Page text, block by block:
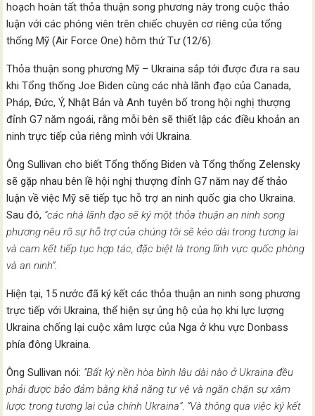
hoạch hoàn tất thỏa thuận song phương này trong cuộc thảo
luận với các phóng viên trên chiếc chuyên cơ riêng của tổng
thống Mỹ (Air Force One) hôm thứ Tư (12/6).
Thỏa thuận song phương Mỹ – Ukraina sắp tới được đưa ra sau
khi Tổng thống Joe Biden cùng các nhà lãnh đạo của Canada,
Pháp, Đức, Ý, Nhật Bản và Anh tuyên bố trong hội nghị thượng
đỉnh G7 năm ngoái, rằng mỗi bên sẽ thiết lập các điều khoản an
ninh trực tiếp của riêng mình với Ukraina.
Ông Sullivan cho biết Tổng thống Biden và Tổng thống Zelensky
sẽ gặp nhau bên lề hội nghị thượng đỉnh G7 năm nay để thảo
luận về việc Mỹ sẽ tiếp tục hỗ trợ an ninh quốc gia cho Ukraina.
Sau đó, “các nhà lãnh đạo sẽ ký một thỏa thuận an ninh song
phương nêu rõ sự hỗ trợ của chúng tôi sẽ kéo dài trong tương lai
và cam kết tiếp tục hợp tác, đặc biệt là trong lĩnh vực quốc phòng
và an ninh”.
Hiện tại, 15 nước đã ký kết các thỏa thuận an ninh song phương
trực tiếp với Ukraina, thể hiện sự ủng hộ của họ khi lực lượng
Ukraina chống lại cuộc xâm lược của Nga ở khu vực Donbass
phía đông Ukraina.
Ông Sullivan nói: “Bất kỳ nền hòa bình lâu dài nào ở Ukraina đều
phải được bảo đảm bằng khả năng tự vệ và ngăn chặn sự xâm
lược trong tương lai của chính Ukraina”. “Và thông qua việc ký kết